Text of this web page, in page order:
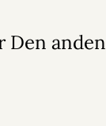
Den anden